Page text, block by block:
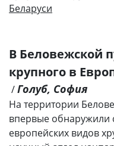
Беларуси
В Беловежской
крупного в
/Голуб, София
На территории
впервые обнаружили
европейских видов